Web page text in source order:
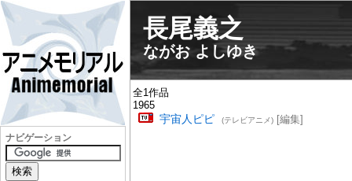
長尾義之
ながお よしゆき
全1作品
1965
宇宙人ピピ (テレビアニメ)[編集]
ナビゲーション